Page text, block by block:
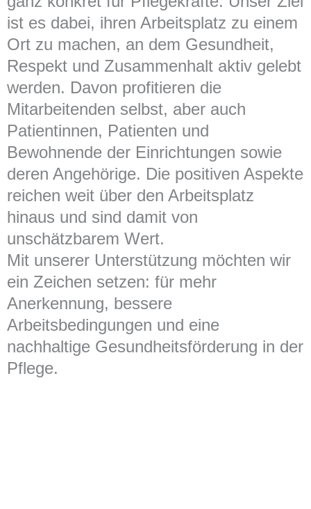
ist es dabei, ihren Arbeitsplatz zu einem
Ort zu machen, an dem Gesundheit,
Respekt und Zusammenhalt aktiv gelebt
werden. Davon profitieren die
Mitarbeitenden selbst, aber auch
Patientinnen, Patienten und
Bewohnende der Einrichtungen sowie
deren Angehörige. Die positiven Aspekte
reichen weit über den Arbeitsplatz
hinaus und sind damit von
unschätzbarem Wert.
Mit unserer Unterstützung möchten wir
ein Zeichen setzen: für mehr
Anerkennung, bessere
Arbeitsbedingungen und eine
nachhaltige Gesundheitsförderung in der
Pflege.